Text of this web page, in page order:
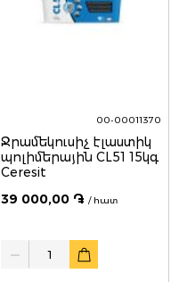
00-00011370
Ջրամեկուսիչ էլաստիկ
պոլիմերային CL51 15կգ
Ceresit
39 000,00 ֏ / հատ
Quantity